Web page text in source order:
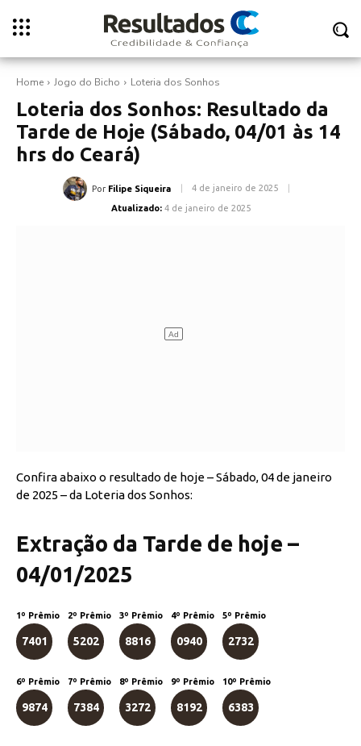
Home Jogo do Bicho Loteria dos Sonhos
Loteria dos Sonhos: Resultado da
Tarde de Hoje (Sábado, 04/01 às 14
hrs do Ceará)
Por Filipe Siqueira 4 de janeiro de 2025
Atualizado: 4 de janeiro de 2025
Confira abaixo o resultado de hoje – Sábado, 04 de janeiro
de 2025 – da Loteria dos Sonhos:
Extração da Tarde de hoje –
04/01/2025
1º Prêmio
7401
2º Prêmio
5202
3º Prêmio
8816
4º Prêmio
0940
5º Prêmio
2732
6º Prêmio
9874
7º Prêmio
7384
8º Prêmio
3272
9º Prêmio
8192
10º Prêmio
6383